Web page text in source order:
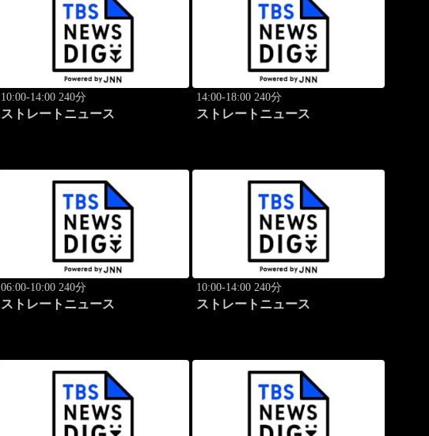
10:00-14:00 240分
ストレートニュース
14:00-18:00 240分
ストレートニュース
06:00-10:00 240分
ストレートニュース
10:00-14:00 240分
ストレートニュース